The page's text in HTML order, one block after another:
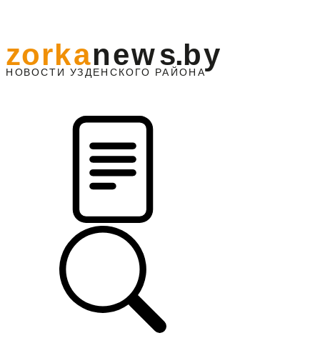
НО ВОСТИ УЗДЕНС КО ГО РАЙОНА
zorkanews.by